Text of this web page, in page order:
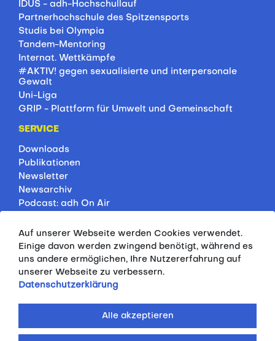
IDUS - adh-Hochschullauf
Partnerhochschule des Spitzensports
Studis bei Olympia
Tandem-Mentoring
Internat. Wettkämpfe
#AKTIV! gegen sexualisierte und interpersonale
Gewalt
Uni-Liga
GRIP - Plattform für Umwelt und Gemeinschaft
SERVICE
Downloads
Publikationen
Newsletter
Newsarchiv
Podcast: adh On Air
Rankings
Servicepartner
HSP-Onlinekurse
Auf unserer Webseite werden Cookies verwendet.
Einige davon werden zwingend benötigt, während es
uns andere ermöglichen, Ihre Nutzererfahrung auf
unserer Webseite zu verbessern.
Datenschutzerklärung
Alle akzeptieren